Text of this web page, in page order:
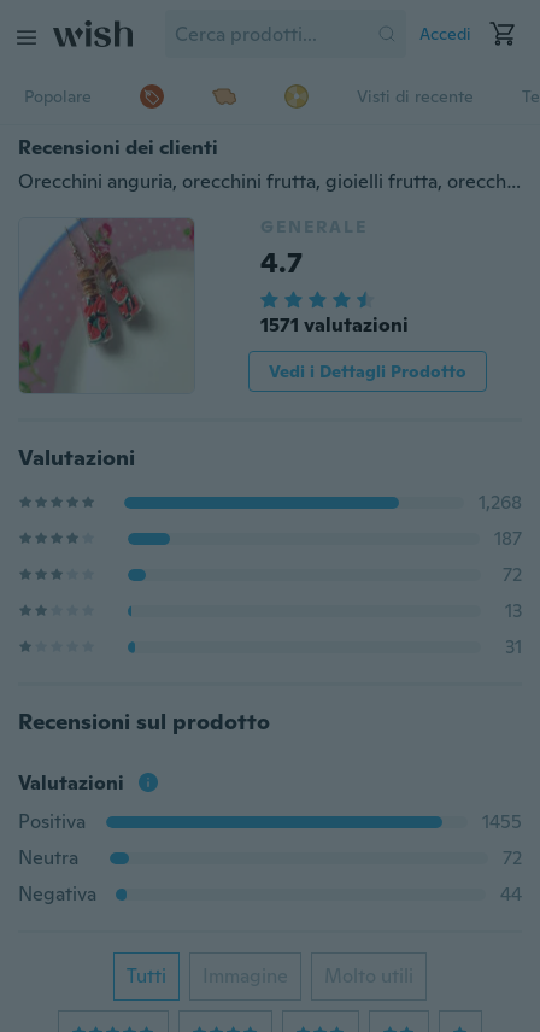
Accedi
Popolare Visti di recente
Recensioni dei clienti
Orecchini anguria, orecchini frutta, gioielli frutta, orecchini bottiglia di vetro, orecchini estivi, gioielli anguria, regalo gioielli anguria
GENERALE
4.7
1571 valutazioni
Vedi i Dettagli Prodotto
Valutazioni
1,268
187
72
13
31
Recensioni sul prodotto
Valutazioni
Positiva
1455
Neutra
72
Negativa
44
Tutti Immagine Molto utili